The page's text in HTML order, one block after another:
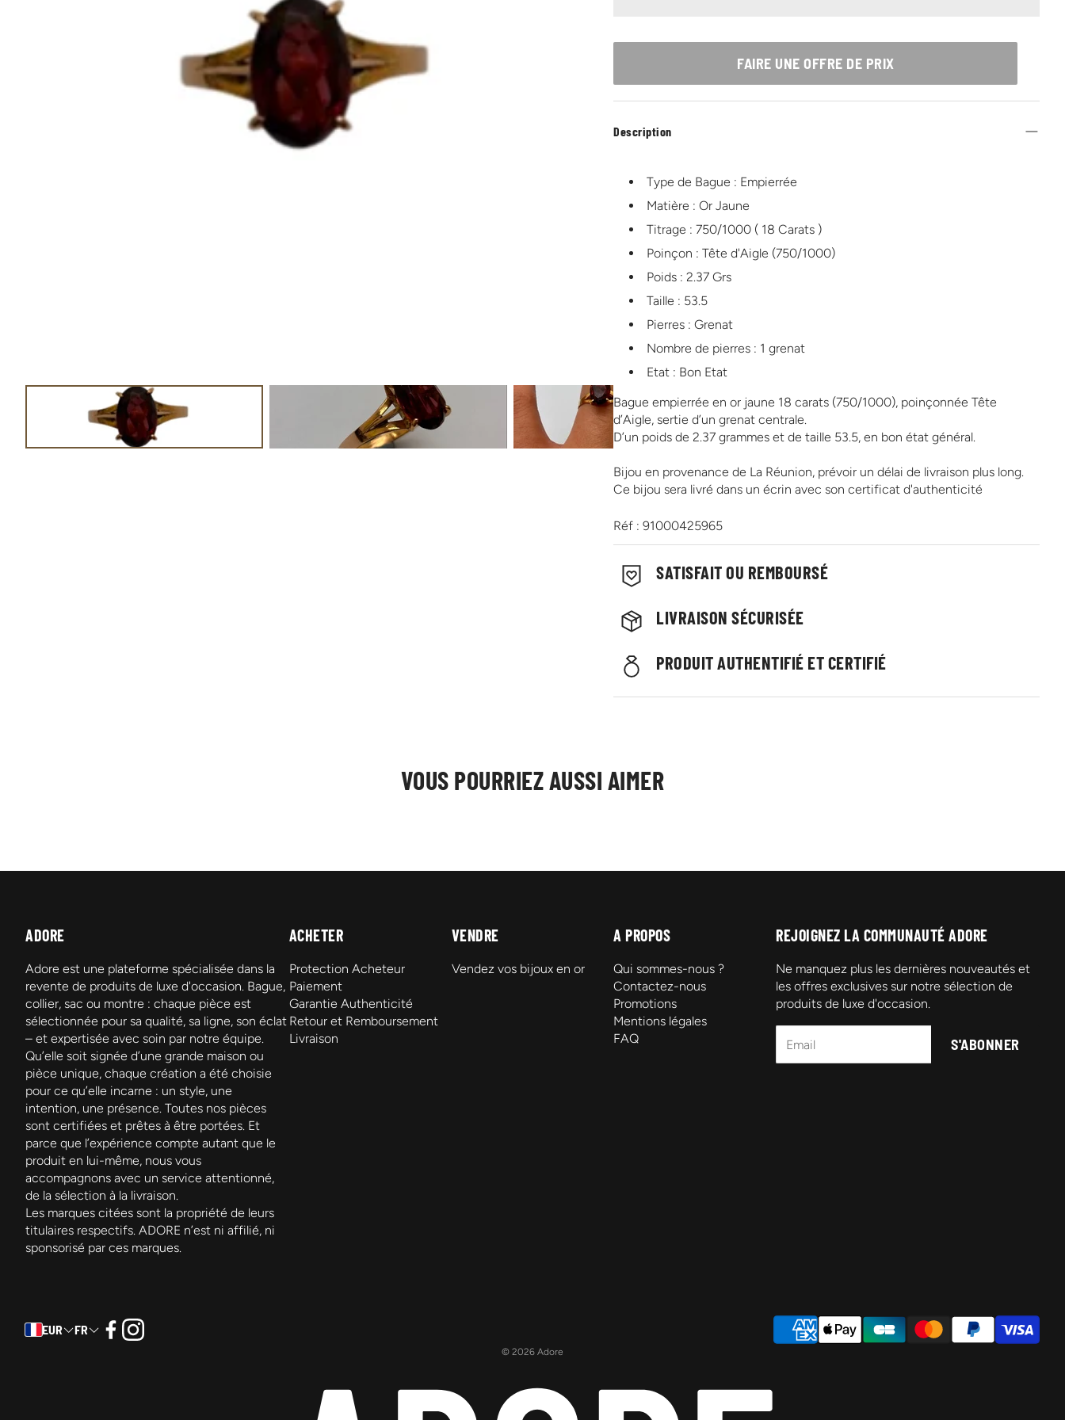
FAIRE UNE OFFRE DE PRIX
Description
Type de Bague : Empierrée
Matière : Or Jaune
Titrage : 750/1000 ( 18 Carats )
Poinçon : Tête d'Aigle (750/1000)
Poids : 2.37 Grs
Taille : 53.5
Pierres : Grenat
Nombre de pierres : 1 grenat
Etat : Bon Etat
Bague empierrée en or jaune 18 carats (750/1000), poinçonnée Tête
d’Aigle, sertie d’un grenat centrale.
D’un poids de 2.37 grammes et de taille 53.5, en bon état général.
Bijou en provenance de La Réunion, prévoir un délai de livraison plus long.
Ce bijou sera livré dans un écrin avec son certificat d'authenticité
Réf : 91000425965
SATISFAIT OU REMBOURSÉ
LIVRAISON SÉCURISÉE
PRODUIT AUTHENTIFIÉ ET CERTIFIÉ
VOUS POURRIEZ AUSSI AIMER
ADORE
Adore est une plateforme spécialisée dans la
revente de produits de luxe d'occasion. Bague,
collier, sac ou montre : chaque pièce est
sélectionnée pour sa qualité, sa ligne, son éclat
– et expertisée avec soin par notre équipe.
Qu’elle soit signée d’une grande maison ou
pièce unique, chaque création a été choisie
pour ce qu’elle incarne : un style, une
intention, une présence. Toutes nos pièces
sont certifiées et prêtes à être portées. Et
parce que l’expérience compte autant que le
produit en lui-même, nous vous
accompagnons avec un service attentionné,
de la sélection à la livraison.
Les marques citées sont la propriété de leurs
titulaires respectifs. ADORE n’est ni affilié, ni
sponsorisé par ces marques.
ACHETER
Protection Acheteur
Paiement
Garantie Authenticité
Retour et Remboursement
Livraison
VENDRE
Vendez vos bijoux en or
A PROPOS
Qui sommes-nous ?
Contactez-nous
Promotions
Mentions légales
FAQ
REJOIGNEZ LA COMMUNAUTÉ ADORE
Ne manquez plus les dernières nouveautés et
les offres exclusives sur notre sélection de
produits de luxe d'occasion.
S'ABONNER
EUR FR
© 2026 Adore